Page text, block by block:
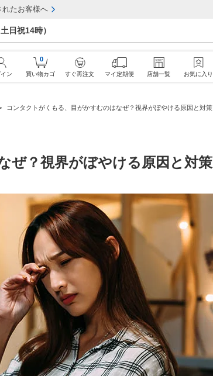
日祝14時）
れたお客様へ
コンタクトがくもる、目がかすむのはなぜ？視界がぼやける原因と対策
ぜ？視界がぼやける原因と対策
ン
0
買い物カゴ すぐ再注文 マイ定期便 店舗一覧 お気に入り